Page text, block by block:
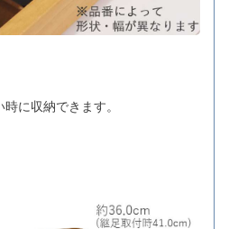
に収納できます。